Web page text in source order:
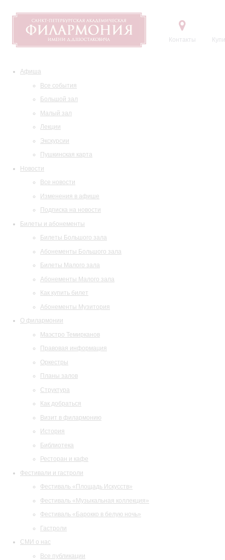
Контакты
Афиша
Все события
Большой зал
Малый зал
Лекции
Экскурсии
Пушкинская карта
Новости
Все новости
Изменения в афише
Подписка на новости
Билеты и абонементы
Билеты Большого зала
Абонементы Большого зала
Билеты Малого зала
Абонементы Малого зала
Как купить билет
Абонементы Музитория
О филармонии
Маэстро Темирканов
Правовая информация
Оркестры
Планы залов
Структура
Как добраться
Визит в филармонию
История
Библиотека
Ресторан и кафе
Фестивали и гастроли
Фестиваль «Площадь Искусств»
Фестиваль «Музыкальная коллекция»
Фестиваль «Барокко в белую ночь»
Гастроли
СМИ о нас
Все публикации